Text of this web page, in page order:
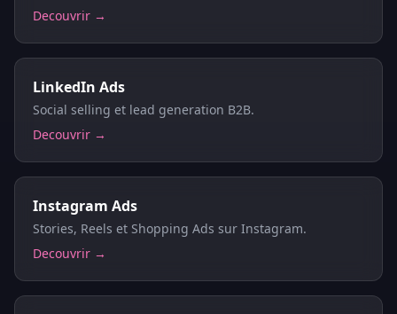
Decouvrir →
LinkedIn Ads
Social selling et lead generation B2B.
Decouvrir →
Instagram Ads
Stories, Reels et Shopping Ads sur Instagram.
Decouvrir →